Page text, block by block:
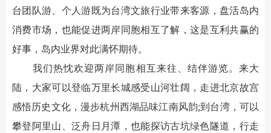
台团队游、个人游既为台湾文旅行业带来客源，盘活岛内
消费市场，也能促进两岸同胞相互了解，这是互利共赢的
好事，岛内业界对此满怀期待。
我们热忱欢迎两岸同胞相互来往、结伴游览。来大
陆，大家可以登临万里长城感受山河壮阔，走进北京故宫
感悟历史文化，漫步杭州西湖品味江南风韵;到台湾，可以
攀登阿里山、泛舟日月潭，也能探访古坑绿色隧道，行走